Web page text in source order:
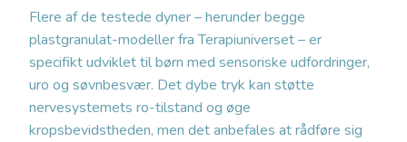
Flere af de testede dyner – herunder begge
plastgranulat-modeller fra Terapiuniverset – er
specifikt udviklet til børn med sensoriske udfordringer,
uro og søvnbesvær. Det dybe tryk kan støtte
nervesystemets ro-tilstand og øge
kropsbevidstheden, men det anbefales at rådføre sig